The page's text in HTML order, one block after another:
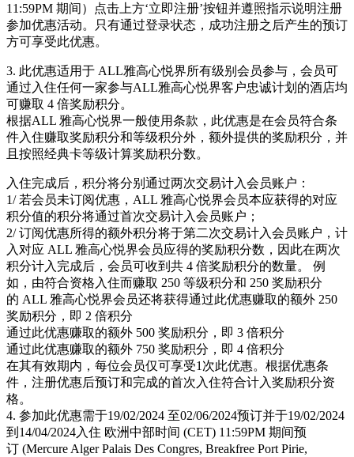
11:59PM 期间）点击上方‘立即注册’按钮并遵照指示说明注册
参加优惠活动。只有通过登录状态，成功注册之后产生的预订
方可享受此优惠。
3. 此优惠适用于 ALL雅高心悦界所有级别会员参与，会员可
通过入住任何一家参与ALL雅高心悦界客户忠诚计划的酒店均
可赚取 4 倍奖励积分。
根据ALL 雅高心悦界一般使用条款，此优惠是在会员符合条
件入住赚取奖励积分和等级积分外，额外提供的奖励积分，并
且按照经典卡等级计算奖励积分数。
入住完成后，积分将分别通过两次交易计入会员账户：
1/ 若会员未订阅优惠，ALL 雅高心悦界会员本应获得的对应
积分值的积分将通过首次交易计入会员账户；
2/ 订阅优惠所得的额外积分将于第二次交易计入会员账户，计
入对应 ALL 雅高心悦界会员应得的奖励积分数，因此在两次
积分计入完成后，会员可收到共 4 倍奖励积分的数量。 例
如，由符合资格入住而赚取 250 等级积分和 250 奖励积分
的 ALL 雅高心悦界会员还将获得通过此优惠赚取的额外 250
奖励积分，即 2 倍积分
通过此优惠赚取的额外 500 奖励积分，即 3 倍积分
通过此优惠赚取的额外 750 奖励积分，即 4 倍积分
在其有效期内，每位会员仅可享受1次此优惠。根据优惠条
件，注册优惠后预订和完成的首次入住符合计入奖励积分资
格。
4. 参加此优惠需于19/02/2024 至02/06/2024预订并于19/02/2024
到14/04/2024入住 欧洲中部时间 (CET) 11:59PM 期间预
订 (Mercure Alger Palais Des Congres, Breakfree Port Pirie,